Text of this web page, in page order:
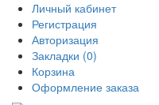
Личный кабинет
Регистрация
Авторизация
Закладки (0)
Корзина
Оформление заказа